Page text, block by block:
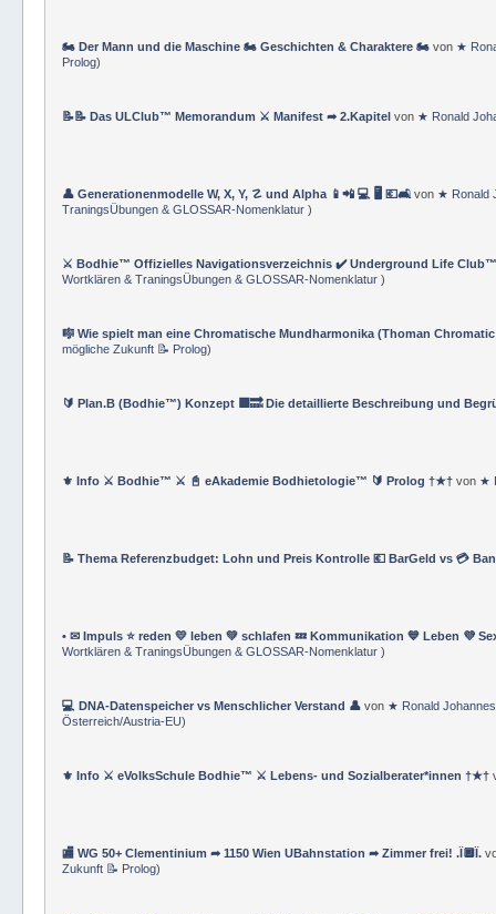
🏍 Der Mann und die Maschine 🏍 Geschichten & Charaktere 🏍 von ★
Prolog)
📝📝 Das ULClub™ Memorandum ⚔ Manifest ➦ 2.Kapitelvon ★ Ronald
👤 Generationenmodelle W, X, Y, ☡ und Alpha 📱📲 💻 🖥️ 💶🛋️ von ★ Ronald
TraningsÜbungen & GLOSSAR-Nomenklatur)
⚔️ Bodhie™ Offizielles Navigationsverzeichnis ✔️ Underground Life Club™
Wortklären & TraningsÜbungen & GLOSSAR-Nomenklatur)
🎼 Wie spielt man eine Chromatische Mundharmonika (Thoman
mögliche Zukunft 📝 Prolog)
🔰 Plan.B (Bodhie™) Konzept 🟪🔜 Die detaillierte Beschreibung und
⚜ Info ⚔ Bodhie™ ⚔ 📓 eAkademie Bodhietologie™ 🔰 Prolog †★†von ★
📝 Thema Referenzbudget: Lohn und Preis Kontrolle 💶 BarGeld vs 💳
• ✉ Impuls ⭐️ reden 💛 leben 💚 schlafen 💤 Kommunikation 💙 Leben 💜
Wortklären & TraningsÜbungen & GLOSSAR-Nomenklatur)
💻 DNA-Datenspeicher vs Menschlicher Verstand 👤 von ★ Ronald
Österreich/Austria-EU)
⚜ Info ⚔ eVolksSchule Bodhie™ ⚔ Lebens- und Sozialberater*innen †★†
🏬 WG 50+ Clementinium ➦ 1150 Wien UBahnstation ➦ Zimmer frei! .Ï🔲Ï.
Zukunft 📝 Prolog)